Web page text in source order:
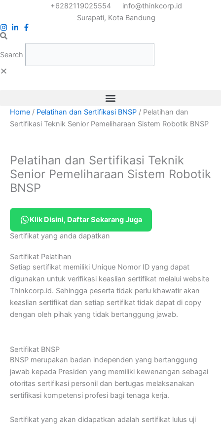
content
+6282119025554
info@thinkcorp.id
Surapati, Kota Bandung
Search
Home / Pelatihan dan Sertifikasi BNSP / Pelatihan dan
Sertifikasi Teknik Senior Pemeliharaan Sistem Robotik BNSP
Pelatihan dan Sertifikasi Teknik
Senior Pemeliharaan Sistem Robotik
BNSP
Klik Disini, Daftar Sekarang Juga
Sertifikat yang anda dapatkan
Sertifikat Pelatihan
Setiap sertifikat memiliki Unique Nomor ID yang dapat
digunakan untuk verifikasi keaslian sertifikat melalui website
Thinkcorp.id. Sehingga peserta tidak perlu khawatir akan
keaslian sertifikat dan setiap sertifikat tidak dapat di copy
dengan oleh pihak yang tidak bertanggung jawab.
Sertifikat BNSP
BNSP merupakan badan independen yang bertanggung
jawab kepada Presiden yang memiliki kewenangan sebagai
otoritas sertifikasi personil dan bertugas melaksanakan
sertifikasi kompetensi profesi bagi tenaga kerja.
Sertifikat yang akan didapatkan adalah sertifikat lulus uji